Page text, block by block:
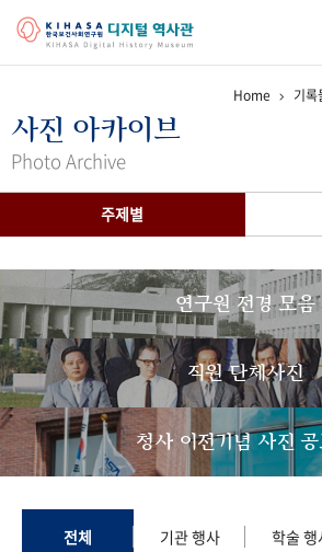
걸어온 길 기관 변천사
간행물 변천사
기록물 아카이브
사진 아카이브 문서 기록물 행정박물
50+1 주년 기념
성과 50선 숫자로 보는 50년
세계와 함께 한 KIHASA
Home 기록
사진 아카이브
Photo Archive
주제별
연구원 전경 모음
직원 단체사진
청사 이전기념 사진
전체 기관 행사 학술 행